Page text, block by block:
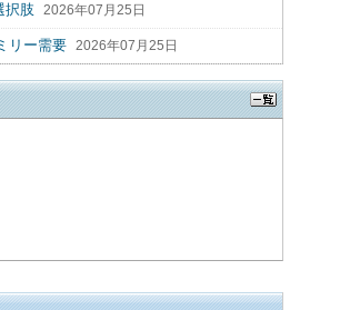
択肢 2026年07月25日
リー需要 2026年07月25日